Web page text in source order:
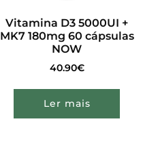
Vitamina D3 5000UI +
MK7 180mg 60 cápsulas
NOW
40.90€
Ler mais